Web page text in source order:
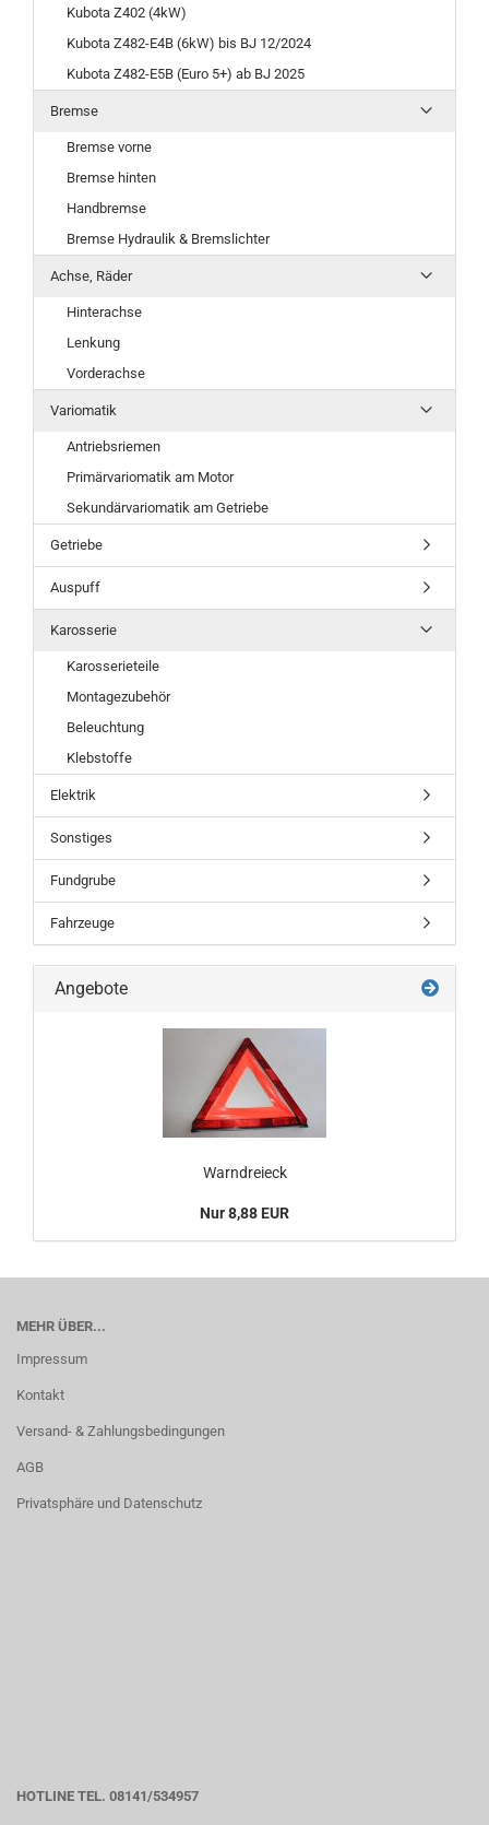
Kubota Z402 (4kW)
Kubota Z482-E4B (6kW) bis BJ 12/2024
Kubota Z482-E5B (Euro 5+) ab BJ 2025
Bremse
Bremse vorne
Bremse hinten
Handbremse
Bremse Hydraulik & Bremslichter
Achse, Räder
Hinterachse
Lenkung
Vorderachse
Variomatik
Antriebsriemen
Primärvariomatik am Motor
Sekundärvariomatik am Getriebe
Getriebe
Auspuff
Karosserie
Karosserieteile
Montagezubehör
Beleuchtung
Klebstoffe
Elektrik
Sonstiges
Fundgrube
Fahrzeuge
Angebote
Warndreieck
Nur 8,88 EUR
MEHR ÜBER...
Impressum
Kontakt
Versand- & Zahlungsbedingungen
AGB
Privatsphäre und Datenschutz
HOTLINE TEL. 08141/534957